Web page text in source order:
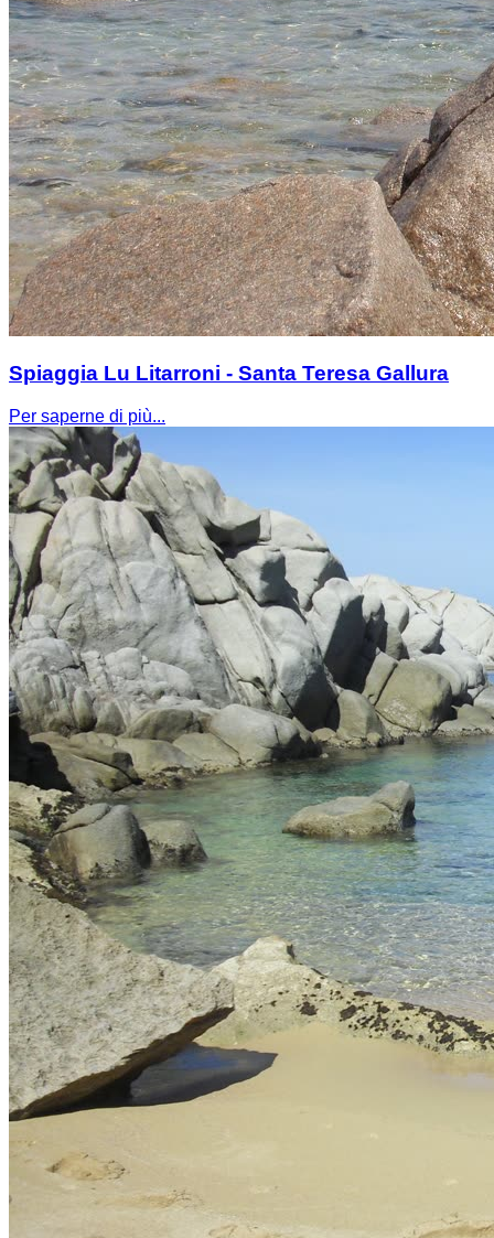
Spiaggia Lu Litarroni - Santa Teresa Gallura
Per saperne di più...